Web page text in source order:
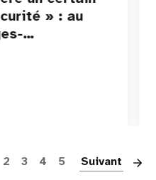
» : au
…
2 3 4 5 Suivant